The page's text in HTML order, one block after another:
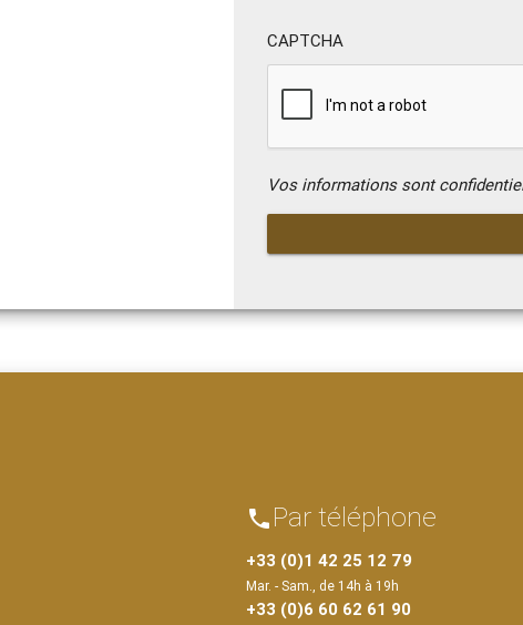
CAPTCHA
Vos informations sont
phone Par téléphone
+33 (0)1 42 25 12 79
Mar. - Sam., de 14h à 19h
+33 (0)6 60 62 61 90